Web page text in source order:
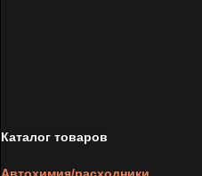
Каталог товаров